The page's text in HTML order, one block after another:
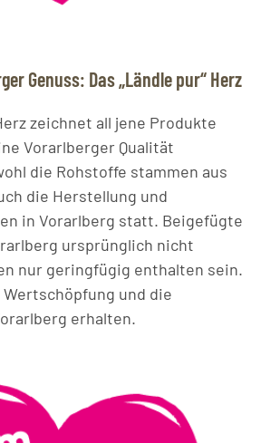
Genuss: Das „Ländle pur“ Herz
zeichnet all jene Produkte
Vorarlberger Qualität
die Rohstoffe stammen aus
die Herstellung und
in Vorarlberg statt. Beigefügte
ursprünglich nicht
nur geringfügig enthalten sein.
und die
erhalten.